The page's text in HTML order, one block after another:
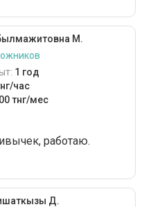
М.
1 год
час
тнг/мес
работаю.
Д.